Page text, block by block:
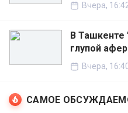
Вчера,
В Ташкенте
глупой
Вчера,
САМОЕ